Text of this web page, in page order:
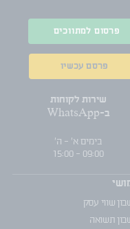
פרסום למתווכים
פרסם עכשיו
שירות לקוחות
ב-WhatsApp
בימים א' - ה'
09:00 - 15:00
שווי עסק
תשואה